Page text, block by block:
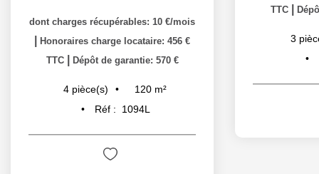
dont charges récupérables: 10 €/mois
Honoraires charge locataire: 456 €
TTC
Dépôt de garantie: 570 €
4 pièce(s) 120 m²
Réf :
1094L
TTC
3